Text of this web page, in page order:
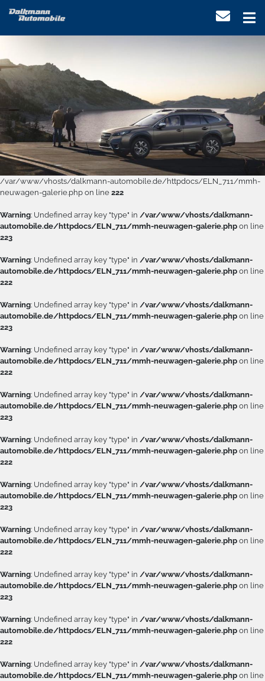
/var/www/vhosts/dalkmann-automobile.de/httpdocs/ELN_711/mmh-
neuwagen-galerie.php on line 222
Warning: Undefined array key "type" in /var/www/vhosts/dalkmann-
automobile.de/httpdocs/ELN_711/mmh-neuwagen-galerie.php on line
223
Warning: Undefined array key "type" in /var/www/vhosts/dalkmann-
automobile.de/httpdocs/ELN_711/mmh-neuwagen-galerie.php on line
222
Warning: Undefined array key "type" in /var/www/vhosts/dalkmann-
automobile.de/httpdocs/ELN_711/mmh-neuwagen-galerie.php on line
223
Warning: Undefined array key "type" in /var/www/vhosts/dalkmann-
automobile.de/httpdocs/ELN_711/mmh-neuwagen-galerie.php on line
222
Warning: Undefined array key "type" in /var/www/vhosts/dalkmann-
automobile.de/httpdocs/ELN_711/mmh-neuwagen-galerie.php on line
223
Warning: Undefined array key "type" in /var/www/vhosts/dalkmann-
automobile.de/httpdocs/ELN_711/mmh-neuwagen-galerie.php on line
222
Warning: Undefined array key "type" in /var/www/vhosts/dalkmann-
automobile.de/httpdocs/ELN_711/mmh-neuwagen-galerie.php on line
223
Warning: Undefined array key "type" in /var/www/vhosts/dalkmann-
automobile.de/httpdocs/ELN_711/mmh-neuwagen-galerie.php on line
222
Warning: Undefined array key "type" in /var/www/vhosts/dalkmann-
automobile.de/httpdocs/ELN_711/mmh-neuwagen-galerie.php on line
223
Warning: Undefined array key "type" in /var/www/vhosts/dalkmann-
automobile.de/httpdocs/ELN_711/mmh-neuwagen-galerie.php on line
222
Warning: Undefined array key "type" in /var/www/vhosts/dalkmann-
automobile.de/httpdocs/ELN_711/mmh-neuwagen-galerie.php on line